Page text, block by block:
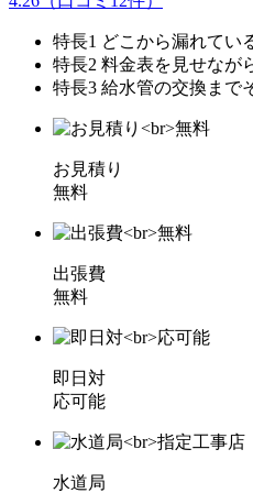
特長1 どこから漏れてい
特長2 料金表を見せなが
特長3 給水管の交換まで
お見積り
無料
出張費
無料
即日対
応可能
水道局